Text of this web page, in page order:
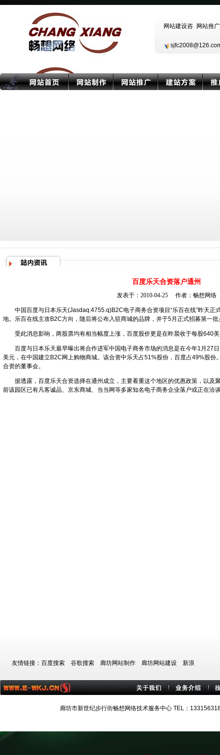
百度乐天合资落户通州
发表于：2010-04-25 作者： 畅想网络
中国百度与日本乐天(Jasdaq:4755.q)B2C电子商务合资项目“乐百在线”昨天正
地。乐百在线主攻B2C方向，随后将公布入驻商城的品牌，并于5月正式招募第一批
受此消息影响，两股票均有相当幅度上涨，百度股价更是在昨晨收于每股640
百度与日本乐天最早曝出将合作进军中国电子商务市场的消息是在今年1月27
美元，在中国建立B2C网上购物商城。该合资中乐天占51%股份，百度占49%股份
合资的董事会。
据透露，百度乐天合资选择在通州成立，主要看重这个地区的优惠政策，以及
前该园区已有凡客诚品、京东商城、当当网等多家知名电子商务企业落户或正在洽
友情链接： 百度搜索 谷歌搜索 廊坊网站制作 廊坊网站建设 新浪
廊坊市新世纪步行街畅想网络技术服务中心 TEL：